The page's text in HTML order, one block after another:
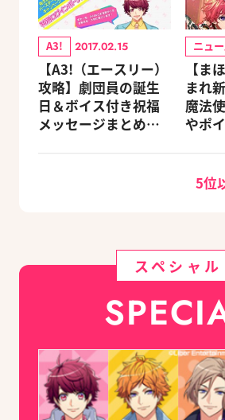
A3! 2017.02.15
【A3!（エースリー）
攻略】劇団員の誕生
日＆ボイス付き祝福
メッセージまとめ
ニュ
【ま
まれ
魔法
やポ
新》
5位
スペシャル